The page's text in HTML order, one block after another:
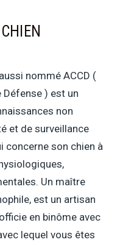
nommé ACCD (
) est un
non
et de surveillance
concerne son chien à
Un maître
est un artisan
en binôme avec
lequel vous êtes